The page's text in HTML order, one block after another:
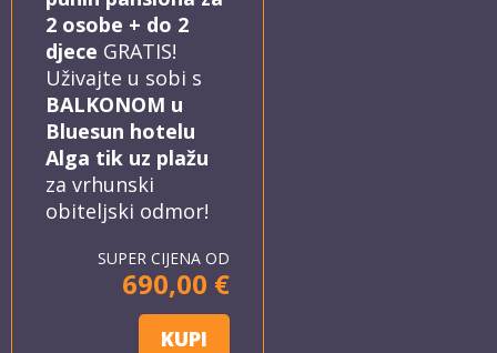
2 osobe + do 2
djece GRATIS!
Uživajte u sobi s
BALKONOM u
Bluesun hotelu
Alga tik uz plažu
za vrhunski
obiteljski odmor!
SUPER CIJENA OD
690,00 €
KUPI